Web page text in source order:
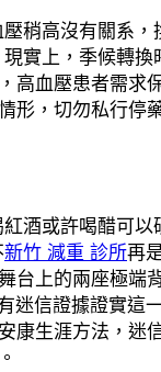
壓稍高沒有關系，
實上，季候轉換
高血壓患者需求
形，切勿私行停
紅酒或許喝醋可以
新竹 減重 診所再
台上的兩座極端
迷信證據證實這
康生涯方法，迷